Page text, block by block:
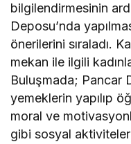
bilgilendirmesinin
Deposu’nda
önerilerini sıraladı.
mekan ile ilgili
Buluşmada; Pancar
yemeklerin yapılıp
moral ve
gibi sosyal aktiviteler